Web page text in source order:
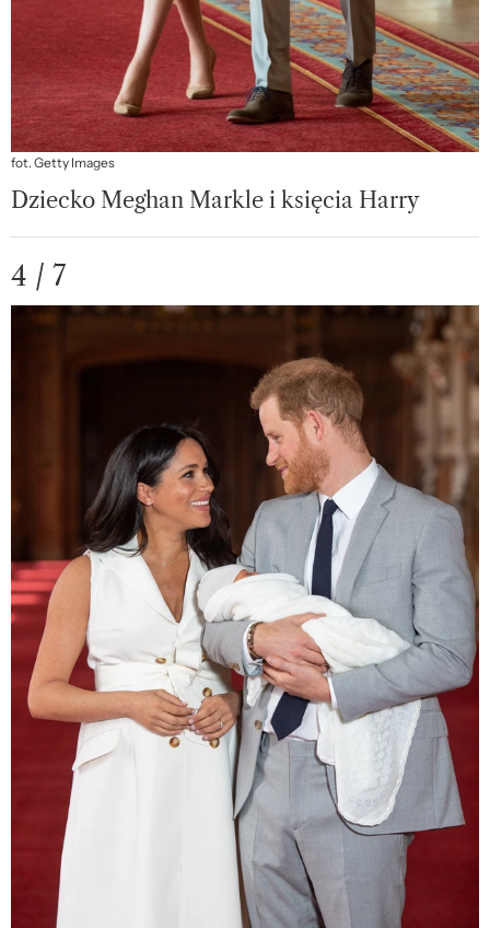
fot. Getty Images
Dziecko Meghan Markle i księcia Harry
4 / 7